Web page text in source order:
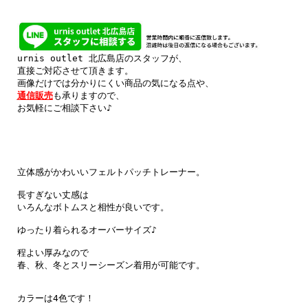
urnis outlet 北広島店のスタッフが、
直接ご対応させて頂きます。
通信販売も承りますので、
お気軽にご相談下さい♪
立体感がかわいいフェルトパッチトレーナー。
長すぎない丈感は
いろんなボトムスと相性が良いです。
ゆったり着られるオーバーサイズ♪
程よい厚みなので
春、秋、冬とスリーシーズン着用が可能です。
カラーは4色です！